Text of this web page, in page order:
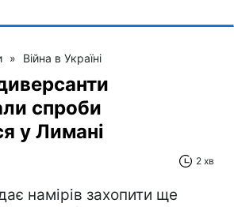
» Війна в Україні
спроби
у Лимані
2 хв
намірів захопити ще